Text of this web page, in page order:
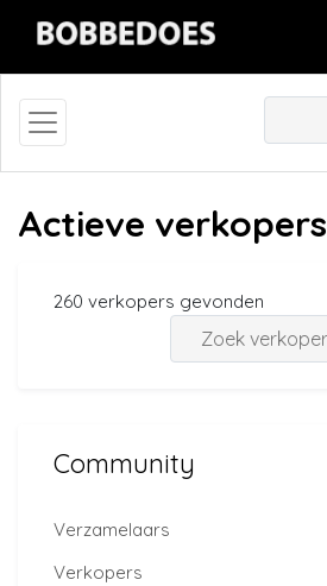
Actieve verkopers
260 verkopers gevonden
Community
Verzamelaars
Verkopers